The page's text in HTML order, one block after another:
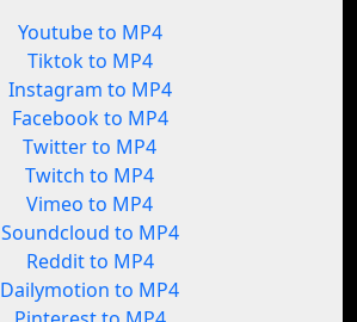
Youtube to MP4
Tiktok to MP4
Instagram to MP4
Facebook to MP4
Twitter to MP4
Twitch to MP4
Vimeo to MP4
Soundcloud to MP4
Reddit to MP4
Dailymotion to MP4